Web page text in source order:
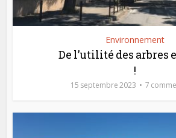
Environnement
De l’utilité des arbres
!
15 septembre 2023 7